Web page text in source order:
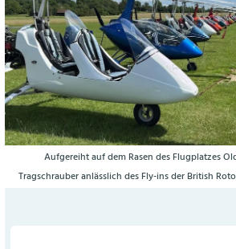
Aufgereiht auf dem Rasen des Flugplatzes
Tragschrauber anlässlich des Fly-ins der British